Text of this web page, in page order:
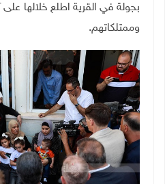
بجولة في القرية اطلع خلالها على
وممتلكاتهم.